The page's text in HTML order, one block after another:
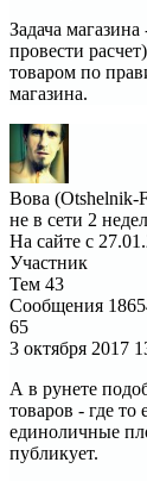
Задача
провести
товаром по
магазина.
Вова (Otshelnik-
не в сети 2
На сайте с
Участник
Тем 43
Сообщения
65
3 октября 2017
А в рунете
товаров - где то
единоличные
публикует.